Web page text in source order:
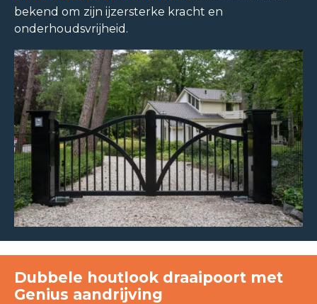
bekend om zijn ijzersterke kracht en
onderhoudsvrijheid.
Dubbele houtlook draaipoort met
Genius aandrijving